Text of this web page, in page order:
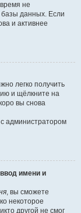
не
данных. Если
и активнее
легко получить
и щёлкните на
вы снова
администратором
имени и
, вы сможете
некоторое
другой не смог